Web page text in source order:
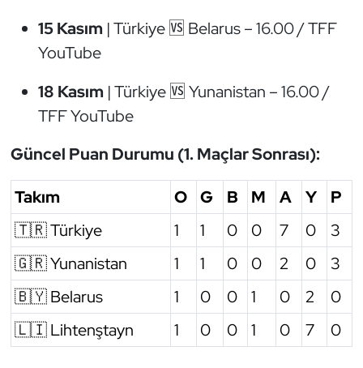
15 Kasım| Türkiye 🆚 Belarus –16.00 / TFF
YouTube
18 Kasım| Türkiye 🆚 Yunanistan –16.00 /
TFF YouTube
Güncel Puan Durumu (1. Maçlar Sonrası):
Takım O G B M A Y
P
🇹🇷 Türkiye
1 1 0 0 7 0
3
🇬🇷 Yunanistan
1 1 0 0 2 0
3
🇧🇾 Belarus
1 0 0 1 0 2
0
🇱🇮 Lihtenştayn
1 0 0 1 0 7 0
Triatlon
Vücut Geliştirme Fitness
Wushu Kungfu
Yelken
Yüzme